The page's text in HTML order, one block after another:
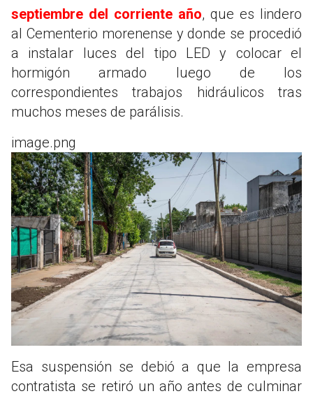
septiembre del corriente año, que es lindero
al Cementerio morenense y donde se procedió
a instalar luces del tipo LED y colocar el
hormigón armado luego de los
correspondientes trabajos hidráulicos tras
muchos meses de parálisis.
image.png
Esa suspensión se debió a que la empresa
contratista se retiró un año antes de culminar